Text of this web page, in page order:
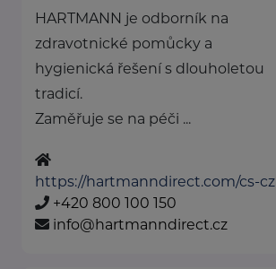
HARTMANN je odborník na
zdravotnické pomůcky a
hygienická řešení s dlouholetou
tradicí.
Zaměřuje se na péči ...
https://hartmanndirect.com/cs-cz
+420 800 100 150
info@hartmanndirect.cz